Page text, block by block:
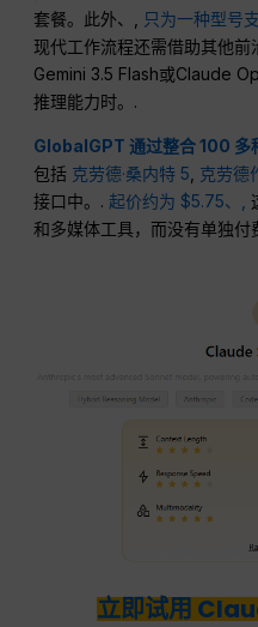
套餐。此外、, 只为一种型号
现代工作流程还需借助其他前
Gemini 3.5 Flash或Claude
推理能力时。.
GlobalGPT 通过整合 100 多
包括 克劳德·桑内特 5, 克劳德
接口中。.起价约为 $5.75、,
和多媒体工具，而没有单独付
立即试用